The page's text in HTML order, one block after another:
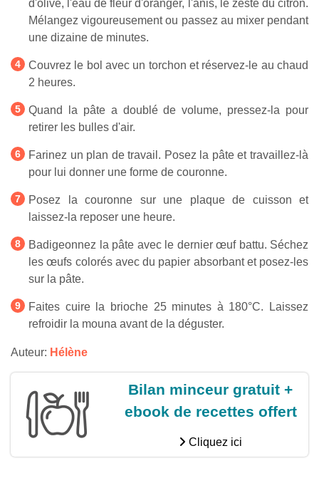
d'olive, l'eau de fleur d'oranger, l'anis, le zeste du citron.
Mélangez vigoureusement ou passez au mixer pendant
une dizaine de minutes.
Couvrez le bol avec un torchon et réservez-le au chaud
2 heures.
Quand la pâte a doublé de volume, pressez-la pour
retirer les bulles d'air.
Farinez un plan de travail. Posez la pâte et travaillez-là
pour lui donner une forme de couronne.
Posez la couronne sur une plaque de cuisson et
laissez-la reposer une heure.
Badigeonnez la pâte avec le dernier œuf battu. Séchez
les œufs colorés avec du papier absorbant et posez-les
sur la pâte.
Faites cuire la brioche 25 minutes à 180°C. Laissez
refroidir la mouna avant de la déguster.
Auteur: Hélène
Bilan minceur gratuit +
ebook de recettes offert
Cliquez ici